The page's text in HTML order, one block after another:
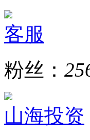
客服
粉丝：
山海投资